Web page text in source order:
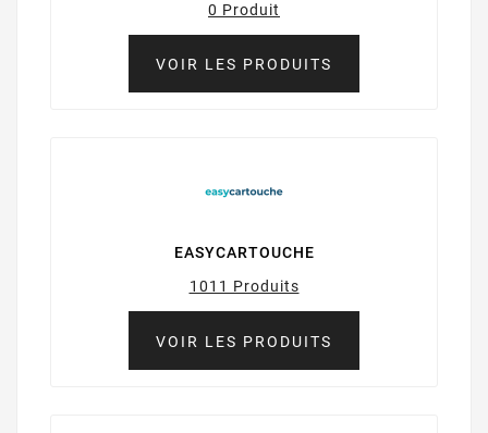
0 Produit
VOIR LES PRODUITS
EASYCARTOUCHE
1011 Produits
VOIR LES PRODUITS